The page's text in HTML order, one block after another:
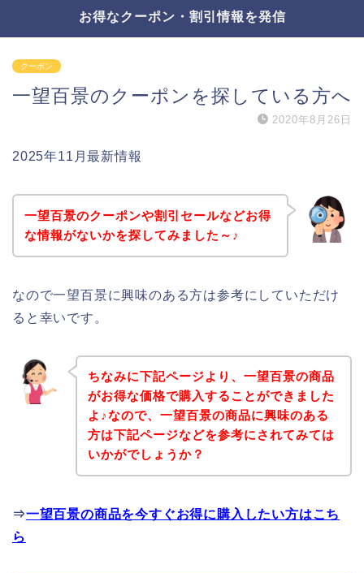
お得なクーポン・割引情報を発信
クーポン
一望百景のクーポンを探している方へ
2020年8月26日
2025年11月最新情報
一望百景のクーポンや割引セールなどお得
な情報がないかを探してみました～♪
なので一望百景に興味のある方は参考にしていただけ
ると幸いです。
ちなみに下記ページより、一望百景の商品
がお得な価格で購入することができました
よ♪なので、一望百景の商品に興味のある
方は下記ページなどを参考にされてみては
いかがでしょうか？
⇒一望百景の商品を今すぐお得に購入したい方はこち
ら